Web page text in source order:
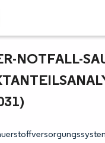
NOTFALL-